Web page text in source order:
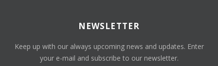
NEWSLETTER
Keep up with our always upcoming news and updates. Enter
your e-mail and subscribe to our newsletter.